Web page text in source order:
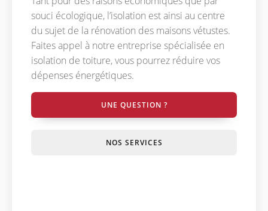
souci écologique, l’isolation est ainsi au centre
du sujet de la rénovation des maisons vétustes.
Faites appel à notre entreprise spécialisée en
isolation de toiture, vous pourrez réduire vos
dépenses énergétiques.
UNE QUESTION ?
NOS SERVICES